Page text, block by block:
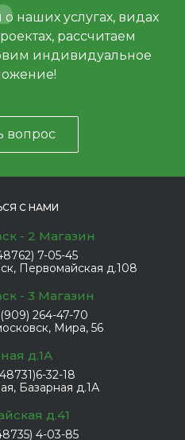
наших услугах, видах
рассчитаем
индивидуальное
вопрос
С НАМИ
- 2 Магазин
7-05-45
Первомайская д.108
- 3 Магазин
264-47-70
Мира, 56
д.1А
32-18
Базарная д.1А
д.41
4-03-85